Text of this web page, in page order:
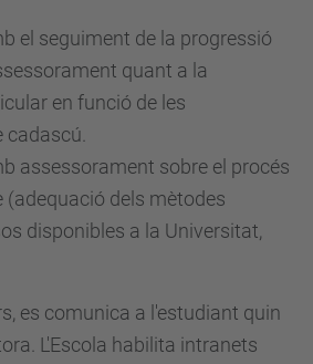
el seguiment de la progressió
quant a la
en funció de les
assessorament sobre el procés
(adequació dels mètodes
disponibles a la Universitat,
es comunica a l'estudiant quin
L'Escola habilita intranets